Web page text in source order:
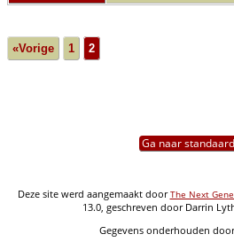
«Vorige 1 2
Ga naar
Deze site werd aangemaakt doorThe Next
13.0, geschreven door Darrin
Gegevens onderhouden